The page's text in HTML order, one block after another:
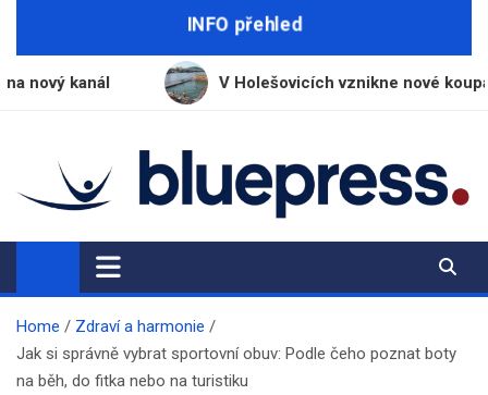
INFO přehled
V Holešovicích vznikne nové koupaliště s vodou z
BluePress.cz
Seriózní průvodce moderním životem
Home
Zdraví a harmonie
Jak si správně vybrat sportovní obuv: Podle čeho poznat boty
na běh, do fitka nebo na turistiku